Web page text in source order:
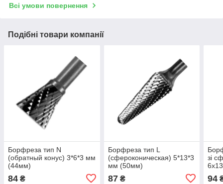
Всі умови повернення
Подібні товари компанії
Борфреза тип N
(обратный конус) 3*6*3 мм
(44мм)
84 ₴
Борфреза тип L
(сфероконическая) 5*13*3
мм (50мм)
87₴
зі
94